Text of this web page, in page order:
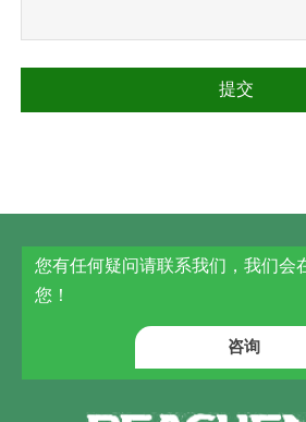
提交
您有任何疑问请联系我们，我们会
您！
咨询